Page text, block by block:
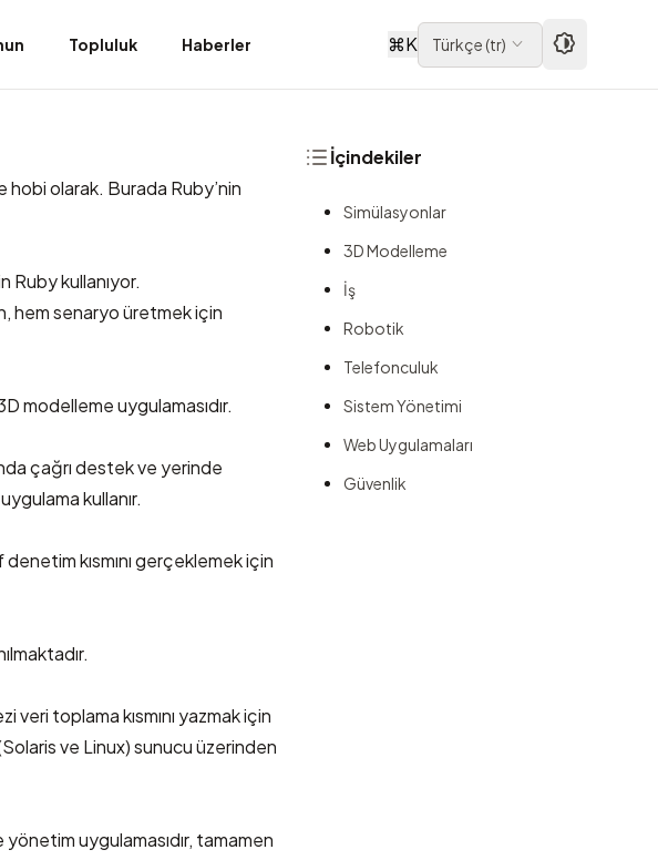
Topluluk Haberler ⌘K Türkçe(tr)
hobi olarak. Burada Ruby’nin
Ruby kullanıyor.
hem senaryo üretmek için
modelleme uygulamasıdır.
çağrı destek ve yerinde
kullanır.
kısmını gerçeklemek için
veri toplama kısmını yazmak için
ve Linux) sunucu üzerinden
uygulamasıdır, tamamen
İçindekiler
Simülasyonlar
3D Modelleme
İş
Robotik
Telefonculuk
Sistem Yönetimi
Web Uygulamaları
Güvenlik